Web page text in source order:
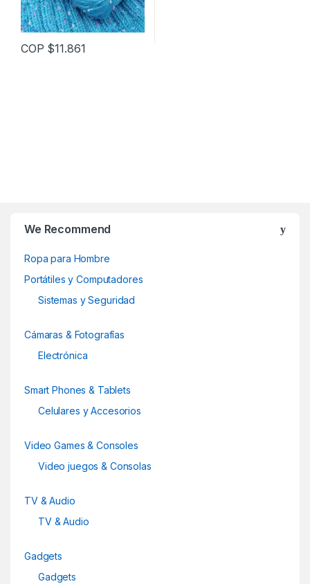
COP $11.861
la
de
producto
We Recommend
Ropa para Hombre
Portátiles y Computadores
Sistemas y Seguridad
Cámaras & Fotografías
Electrónica
Smart Phones & Tablets
Celulares y Accesorios
Video Games & Consoles
Video juegos & Consolas
TV & Audio
TV & Audio
Gadgets
Gadgets